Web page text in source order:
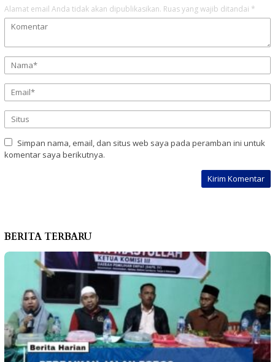
Alamat email Anda tidak akan dipublikasikan. Ruas yang wajib ditandai *
Simpan nama, email, dan situs web saya pada peramban ini untuk
komentar saya berikutnya.
BERITA TERBARU